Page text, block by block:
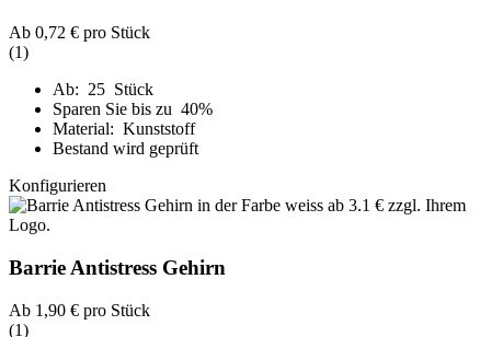
Ab 0,72 € pro Stück
(1)
Ab: 25 Stück
Sparen Sie bis zu 40%
Material: Kunststoff
Bestand wird geprüft
Konfigurieren
Barrie Antistress Gehirn
Ab 1,90 € pro Stück
(1)